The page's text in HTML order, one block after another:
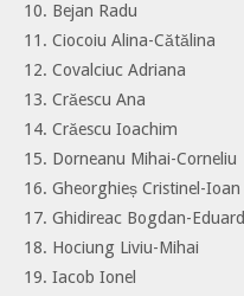
10. Bejan Radu
11. Ciocoiu Alina-Cătălina
12. Covalciuc Adriana
13. Crăescu Ana
14. Crăescu Ioachim
15. Dorneanu Mihai-Corneliu
16. Gheorghieș Cristinel-Ioan
17. Ghidireac Bogdan-Eduard
18. Hociung Liviu-Mihai
19. Iacob Ionel